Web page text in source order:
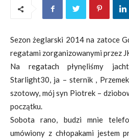
Sezon żeglarski 2014 na zatoce
regatami zorganizowanymi przez
Na regatach płynęliśmy
Starlight30, ja – sternik ,
szotowy, mój syn Piotrek –
początku.
Sobota rano, budzi mnie
umówiony z chłopakami jestem